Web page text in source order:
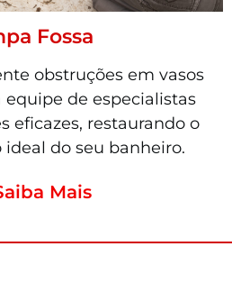
Fossa
obstruções em vasos
equipe de especialistas
eficazes, restaurando o
do seu banheiro.
Mais